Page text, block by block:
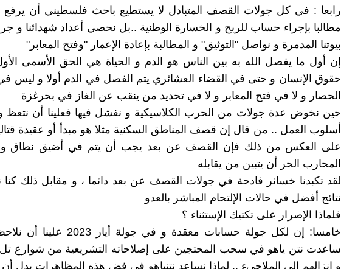
رابعا : في كل جولات القصف المتبادل لا يستطيع باحث فلسطيني أن يرفع
مطالبا بإجراء حساب للربح و الخسارة الوطنية ..بل نحصي أعداد شهدائنا و
بيوتنا المدمرة و نواصل "التوثيق" و المطالبة بإعادة الإعمار "وفتح المعابر"
إن أول ما يفصل الله به بين الناس هو الدم و الحياة هي الحق الأسمى
حقوق الإنسان و حتى في القضاء العشائري يتم الفصل في الدم أولا و ليس
الحصار و لا في فتح المعابر و لا في تحديد من ينقب عن الغاز في بحرغزة
حين نخوض عدة جولات من الحرب الكلاسيكية و نفشل فيها فعلينا أن نتعظ و
أسلوب العمل .. من قال إن قصف المناطق السكنية مثلا هو مبدأ أو عقيدة
على العكس من ذلك فإن القصف عن بعد يجب أن يتم في أضيق نطاق
المحارب الحر أن يتبين من يقابله
لقد تكبدنا خسائر فادحة في جولات القصف عن بعد دائما ، و مقابل ذلك
نتائج أفضل في حالات الإلتحام المباشر بالعدو
فلماذا الإصرار على تكتيك الإستثناء ؟
خامسا: إن لكل جولة حسابات معقدة و في جولة أيار
ساعدت نتن ياهو في سحب المحتجين على إصلاحاته التشريعية من شوارع
و إنزالهم إلى الملاجيء .. لماذا نساعد نتنياهو في فض هذه المظاهرات بدل